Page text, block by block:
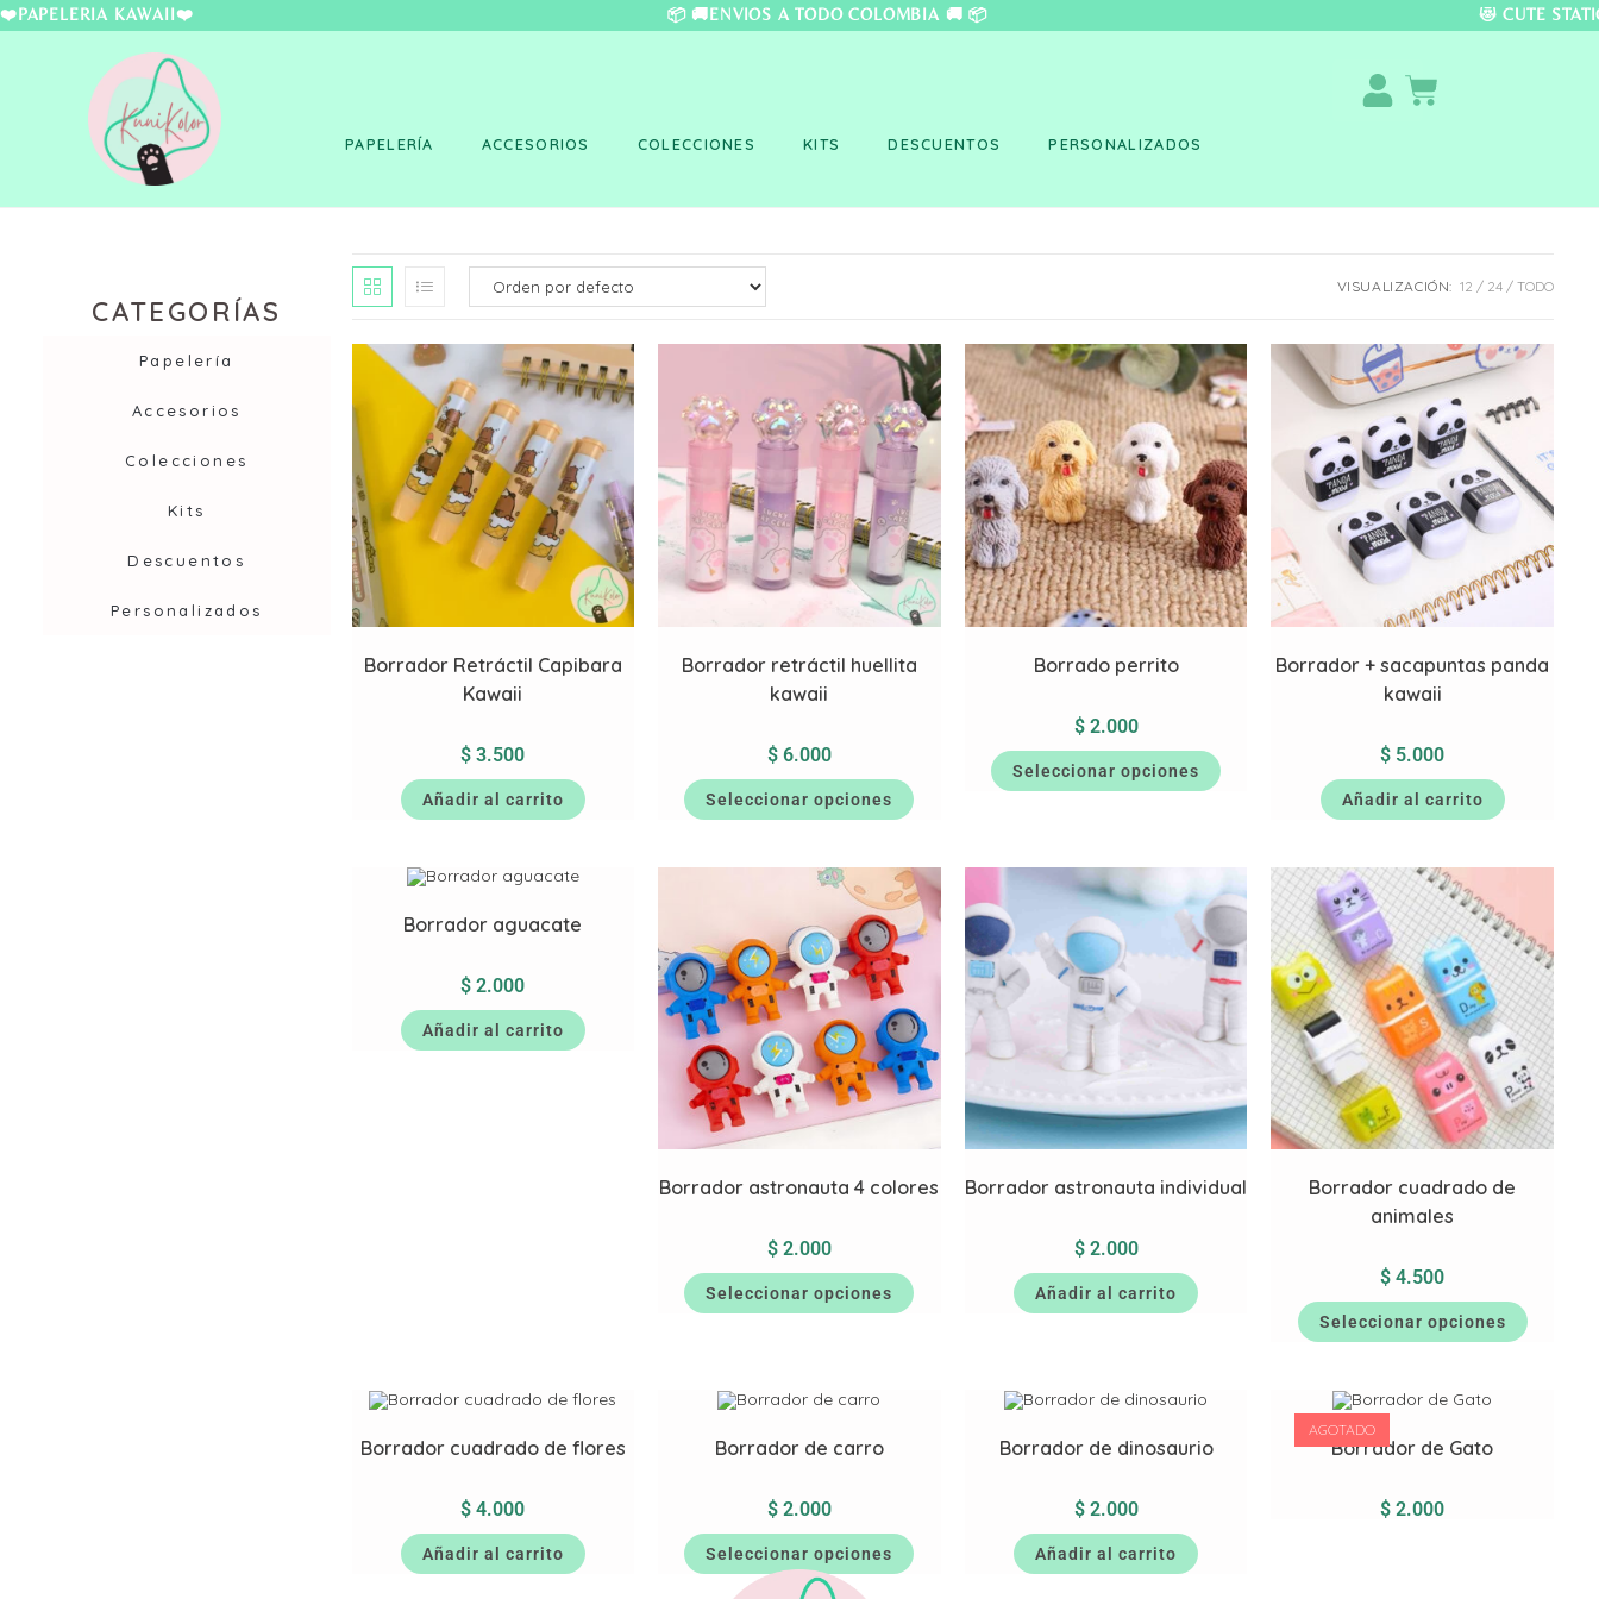
❤️PAPELERÍA KAWAII❤️ 📦 🚚ENVÍOS A TODO COLOMBIA 🚚 📦 😻
PAPELERÍA ACCESORIOS COLECCIONES KITS DESCUENTOS PERSONALIZADOS
CATEGORÍAS
Papelería
Accesorios
Colecciones
Kits
Descuentos
Personalizados
VISUALIZACIÓN: 12 24 TODO
Borrador Retráctil Capibara
Kawaii
$ 3.500
Añadir al carrito
Borrador retráctil huellita
kawaii
$6.000
Seleccionar opciones
Borrado perrito
$2.000
Seleccionar opciones
Borrador + sacapuntas panda
kawaii
$ 5.000
Añadir al carrito
Borrador aguacate
$ 2.000
Añadir al carrito
Borrador astronauta 4 colores
$2.000
Seleccionar opciones
Borrador astronauta individual
$2.000
Añadir al carrito
Borrador cuadrado de
animales
$ 4.500
Seleccionar opciones
Borrador cuadrado de flores
$ 4.000
Añadir al carrito
Borrador de carro
$2.000
Seleccionar opciones
Borrador de dinosaurio
$2.000
Añadir al carrito
AGOTADO
Borrador de Gato
$ 2.000